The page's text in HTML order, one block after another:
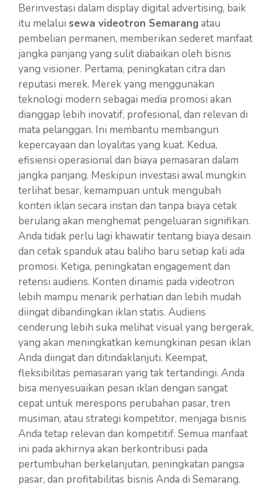
Berinvestasi dalam display digital advertising, baik
itu melalui sewa videotron Semarang atau
pembelian permanen, memberikan sederet manfaat
jangka panjang yang sulit diabaikan oleh bisnis
yang visioner. Pertama, peningkatan citra dan
reputasi merek. Merek yang menggunakan
teknologi modern sebagai media promosi akan
dianggap lebih inovatif, profesional, dan relevan di
mata pelanggan. Ini membantu membangun
kepercayaan dan loyalitas yang kuat. Kedua,
efisiensi operasional dan biaya pemasaran dalam
jangka panjang. Meskipun investasi awal mungkin
terlihat besar, kemampuan untuk mengubah
konten iklan secara instan dan tanpa biaya cetak
berulang akan menghemat pengeluaran signifikan.
Anda tidak perlu lagi khawatir tentang biaya desain
dan cetak spanduk atau baliho baru setiap kali ada
promosi. Ketiga, peningkatan engagement dan
retensi audiens. Konten dinamis pada videotron
lebih mampu menarik perhatian dan lebih mudah
diingat dibandingkan iklan statis. Audiens
cenderung lebih suka melihat visual yang bergerak,
yang akan meningkatkan kemungkinan pesan iklan
Anda diingat dan ditindaklanjuti. Keempat,
fleksibilitas pemasaran yang tak tertandingi. Anda
bisa menyesuaikan pesan iklan dengan sangat
cepat untuk merespons perubahan pasar, tren
musiman, atau strategi kompetitor, menjaga bisnis
Anda tetap relevan dan kompetitif. Semua manfaat
ini pada akhirnya akan berkontribusi pada
pertumbuhan berkelanjutan, peningkatan pangsa
pasar, dan profitabilitas bisnis Anda di Semarang.